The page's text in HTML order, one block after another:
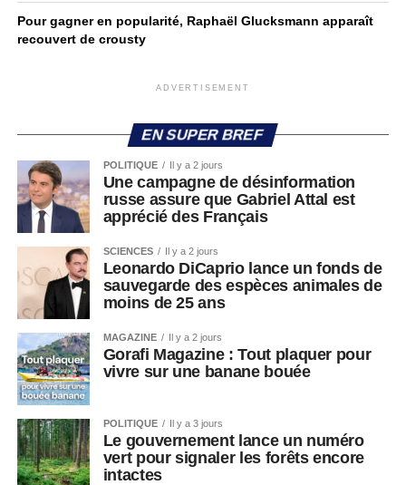
Pour gagner en popularité, Raphaël Glucksmann apparaît
recouvert de crousty
ADVERTISEMENT
EN SUPER BREF
POLITIQUE Il y a 2 jours
Une campagne de désinformation
russe assure que Gabriel Attal est
apprécié des Français
SCIENCES Il y a 2 jours
Leonardo DiCaprio lance un fonds de
sauvegarde des espèces animales de
moins de 25 ans
MAGAZINE Il y a 2 jours
Gorafi Magazine : Tout plaquer pour
vivre sur une banane bouée
POLITIQUE Il y a 3 jours
Le gouvernement lance un numéro
vert pour signaler les forêts encore
intactes